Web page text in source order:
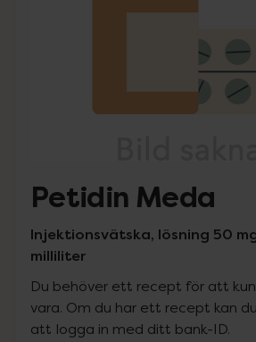
Petidin Meda
Injektionsvätska, lösning 50
milliliter
Du behöver ett recept för att
vara. Om du har ett recept kan
att logga in med ditt bank-ID.